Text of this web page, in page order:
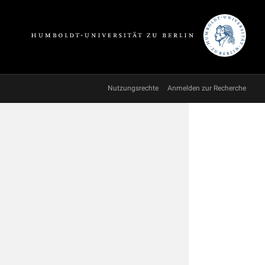
Nutzungsrechte Anmelden zur Recherche